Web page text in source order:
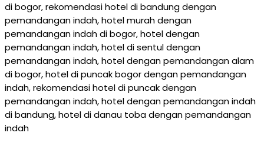
di bogor, rekomendasi hotel di bandung dengan
pemandangan indah, hotel murah dengan
pemandangan indah di bogor, hotel dengan
pemandangan indah, hotel di sentul dengan
pemandangan indah, hotel dengan pemandangan alam
di bogor, hotel di puncak bogor dengan pemandangan
indah, rekomendasi hotel di puncak dengan
pemandangan indah, hotel dengan pemandangan indah
di bandung, hotel di danau toba dengan pemandangan
indah